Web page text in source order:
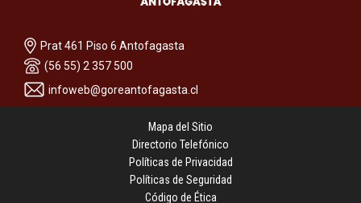
Prat 461 Piso 6 Antofagasta
(56 55) 2 357 500
infoweb@goreantofagasta.cl
Mapa del Sitio
Directorio Telefónico
Políticas de Privacidad
Políticas de Seguridad
Código de Ética